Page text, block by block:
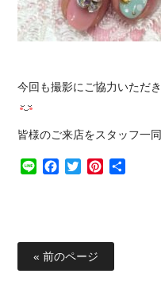
今回も撮影にご協力いただ
皆様のご来店をスタッフ一
Line Facebook
TwitterPinterest
« 前のページ